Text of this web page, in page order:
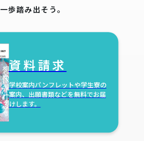
一歩踏み出そう。
資料請求
学校案内パンフレットや学生寮の
案内、 出願書類などを無料でお届
けします。